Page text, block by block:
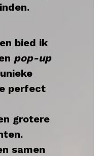
bied ik
pop-up
perfect
grotere
samen